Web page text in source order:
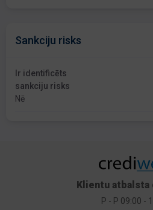
Sankciju risks
Ir identificēts
sankciju risks
Nē
Klientu atbalsta
P - P 09:00 -